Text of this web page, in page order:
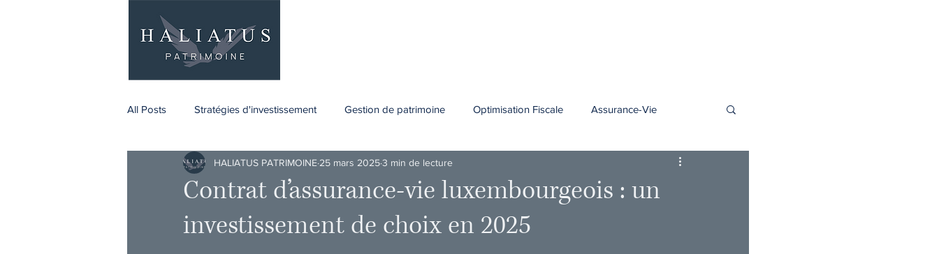
All Posts Stratégies d'investissement Gestion de patrimoine Optimisation Fiscale Assurance-Vie
Retraite Entrepreneuriat
Contrat d’assurance-vie luxembourgeois : un
investissement de choix en 2025
HALIATUS PATRIMOINE 25 mars 20253 min de lecture